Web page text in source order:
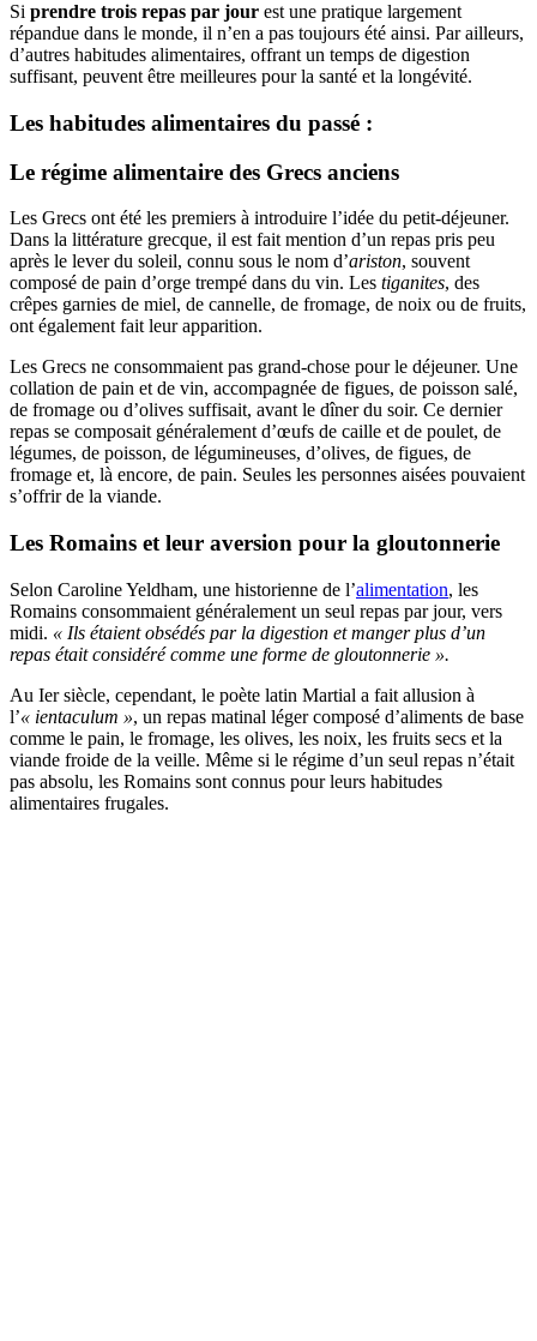
Si prendre trois repas par jour est une pratique largement
répandue dans le monde, il n’en a pas toujours été ainsi. Par ailleurs,
d’autres habitudes alimentaires, offrant un temps de digestion
suffisant, peuvent être meilleures pour la santé et la longévité.
Les habitudes alimentaires du passé :
Le régime alimentaire des Grecs anciens
Les Grecs ont été les premiers à introduire l’idée du petit-déjeuner.
Dans la littérature grecque, il est fait mention d’un repas pris peu
après le lever du soleil, connu sous le nom d’ariston, souvent
composé de pain d’orge trempé dans du vin. Les tiganites, des
crêpes garnies de miel, de cannelle, de fromage, de noix ou de fruits,
ont également fait leur apparition.
Les Grecs ne consommaient pas grand-chose pour le déjeuner. Une
collation de pain et de vin, accompagnée de figues, de poisson salé,
de fromage ou d’olives suffisait, avant le dîner du soir. Ce dernier
repas se composait généralement d’œufs de caille et de poulet, de
légumes, de poisson, de légumineuses, d’olives, de figues, de
fromage et, là encore, de pain. Seules les personnes aisées pouvaient
s’offrir de la viande.
Les Romains et leur aversion pour la gloutonnerie
Selon Caroline Yeldham, une historienne de l’alimentation, les
Romains consommaient généralement un seul repas par jour, vers
midi. « Ils étaient obsédés par la digestion et manger plus d’un
repas était considéré comme une forme de gloutonnerie ».
Au Ier siècle, cependant, le poète latin Martial a fait allusion à
l’« ientaculum », un repas matinal léger composé d’aliments de base
comme le pain, le fromage, les olives, les noix, les fruits secs et la
viande froide de la veille. Même si le régime d’un seul repas n’était
pas absolu, les Romains sont connus pour leurs habitudes
alimentaires frugales.